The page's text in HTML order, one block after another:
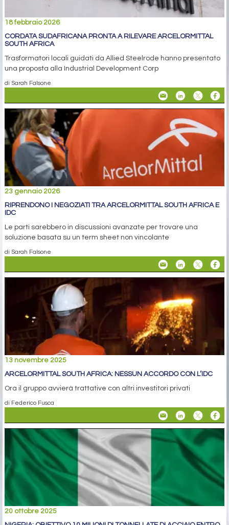
18 febbraio 2026
CORDATA SUDAFRICANA PRONTA A RILEVARE ARCELORMITTAL
SOUTH AFRICA
Trasformatori locali guidati da Allied Steelrode hanno presentato
una proposta alla Industrial Development Corp
di Sarah Falsone
23 gennaio 2026
RIPRENDONO I NEGOZIATI TRA ARCELORMITTAL SOUTH AFRICA E
IDC
Le parti sarebbero in discussioni avanzate per trovare una
soluzione basata su un term sheet non vincolante
di Sarah Falsone
13 novembre 2025
ARCELORMITTAL SOUTH AFRICA: NESSUN ACCORDO CON L’IDC
Ora il gruppo avvierà trattative con altri investitori privati
di Federico Fusca
20 ottobre 2025